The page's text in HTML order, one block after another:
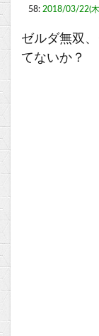
58: 2018/03/22(
ゼルダ無双
てないか？